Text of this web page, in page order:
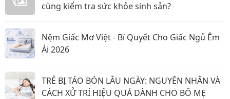
cùng kiểm tra sức khỏe sinh sản?
Nệm Giấc Mơ Việt - Bí Quyết Cho Giấc Ngủ Êm
Ái 2026
TRẺ BỊ TÁO BÓN LÂU NGÀY: NGUYÊN NHÂN VÀ
CÁCH XỬ TRÍ HIỆU QUẢ DÀNH CHO BỐ MẸ